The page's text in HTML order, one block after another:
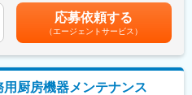
合せが無ければ事前の申請でお休み
り、突発休に対する理解度のある社
務
機関でのプロジェクト推進
連向けシステム企画／プロジェクト
・開発／システム設計・開発
手当は別途支給。ただし、主任クラ
手当を含む）■昇給：年1回■賞与：
くまでも目安の金額であり、選考を
ます。月給(月額)は固定手当を含めた
応募依頼する
（エージェントサービス）
用厨房機器メンテナンス